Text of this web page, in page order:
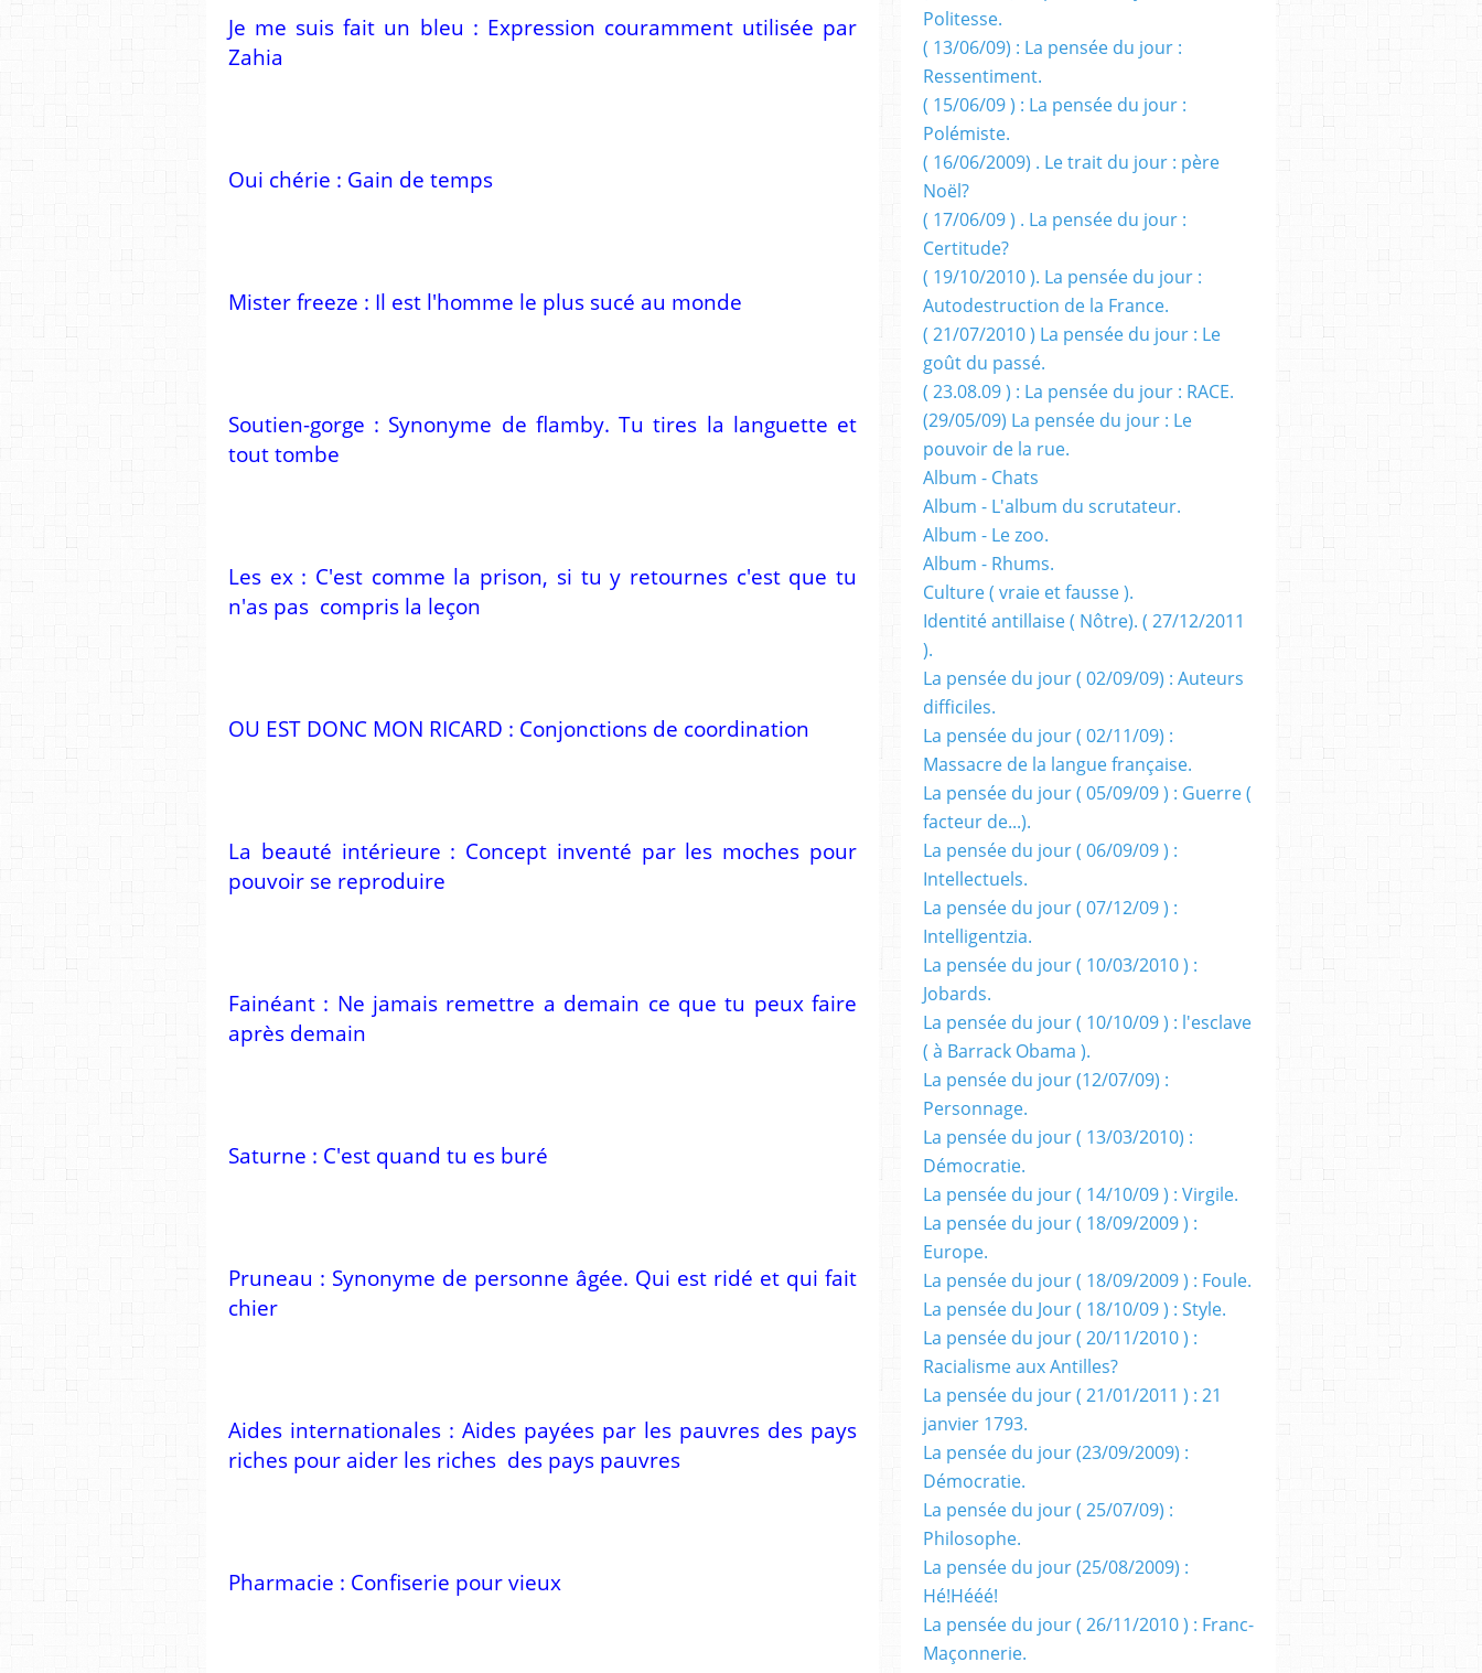
Je me suis fait un bleu : Expression couramment utilisée par
Zahia
Oui chérie : Gain de temps
Mister freeze : Il est l'homme le plus sucé au monde
Soutien-gorge : Synonyme de flamby. Tu tires la languette et
tout tombe
Les ex : C'est comme la prison, si tu y retournes c'est que tu
n'as pas compris la leçon
OU EST DONC MON RICARD : Conjonctions de coordination
La beauté intérieure : Concept inventé par les moches pour
pouvoir se reproduire
Fainéant : Ne jamais remettre a demain ce que tu peux faire
après demain
Saturne : C'est quand tu es buré
Pruneau : Synonyme de personne âgée. Qui est ridé et qui fait
chier
Aides internationales : Aides payées par les pauvres des pays
riches pour aider les riches des pays pauvres
Pharmacie : Confiserie pour vieux
Politesse.
( 13/06/09) : La pensée du jour :
Ressentiment.
( 15/06/09 ) : La pensée du jour :
Polémiste.
( 16/06/2009) . Le trait du jour : père
Noël?
( 17/06/09 ) . La pensée du jour :
Certitude?
( 19/10/2010 ). La pensée du jour :
Autodestruction de la France.
( 21/07/2010 ) La pensée du jour : Le
goût du passé.
( 23.08.09 ) : La pensée du jour : RACE.
(29/05/09) La pensée du jour : Le
pouvoir de la rue.
Album - Chats
Album - L'album du scrutateur.
Album - Le zoo.
Album - Rhums.
Culture ( vraie et fausse ).
Identité antillaise ( Nôtre). ( 27/12/2011
).
La pensée du jour ( 02/09/09) : Auteurs
difficiles.
La pensée du jour ( 02/11/09) :
Massacre de la langue française.
La pensée du jour ( 05/09/09 ) : Guerre (
facteur de...).
La pensée du jour ( 06/09/09 ) :
Intellectuels.
La pensée du jour ( 07/12/09 ) :
Intelligentzia.
La pensée du jour ( 10/03/2010 ) :
Jobards.
La pensée du jour ( 10/10/09 ) : l'esclave
( à Barrack Obama ).
La pensée du jour (12/07/09) :
Personnage.
La pensée du jour ( 13/03/2010) :
Démocratie.
La pensée du jour ( 14/10/09 ) : Virgile.
La pensée du jour ( 18/09/2009 ) :
Europe.
La pensée du jour ( 18/09/2009 ) : Foule.
La pensée du Jour ( 18/10/09 ) : Style.
La pensée du jour ( 20/11/2010 ) :
Racialisme aux Antilles?
La pensée du jour ( 21/01/2011 ) : 21
janvier 1793.
La pensée du jour (23/09/2009) :
Démocratie.
La pensée du jour ( 25/07/09) :
Philosophe.
La pensée du jour (25/08/2009) :
Hé!Hééé!
La pensée du jour ( 26/11/2010 ) : Franc-
Maçonnerie.